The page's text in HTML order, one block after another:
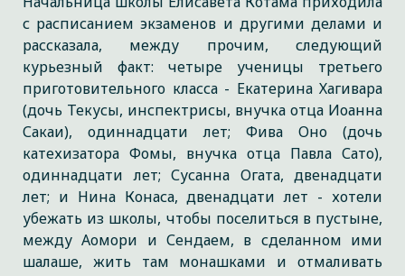
с расписанием экзаменов и другими делами и
рассказала, между прочим, следующий
курьезный факт: четыре ученицы третьего
приготовительного класса - Екатерина Хагивара
(дочь Текусы, инспектрисы, внучка отца Иоанна
Сакаи), одиннадцати лет; Фива Оно (дочь
катехизатора Фомы, внучка отца Павла Сато),
одиннадцати лет; Сусанна Огата, двенадцати
лет; и Нина Конаса, двенадцати лет - хотели
убежать из школы, чтобы поселиться в пустыне,
между Аомори и Сендаем, в сделанном ими
шалаше, жить там монашками и отмаливать